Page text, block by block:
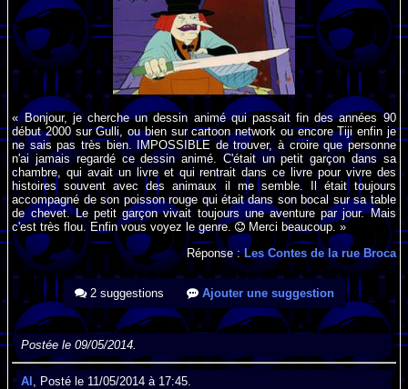
« Bonjour, je cherche un dessin animé qui passait fin des années 90
début 2000 sur Gulli, ou bien sur cartoon network ou encore Tiji enfin je
ne sais pas très bien. IMPOSSIBLE de trouver, à croire que personne
n'ai jamais regardé ce dessin animé. C'était un petit garçon dans sa
chambre, qui avait un livre et qui rentrait dans ce livre pour vivre des
histoires souvent avec des animaux il me semble. Il était toujours
accompagné de son poisson rouge qui était dans son bocal sur sa table
de chevet. Le petit garçon vivait toujours une aventure par jour. Mais
c'est très flou. Enfin vous voyez le genre.
Merci beaucoup. »
Réponse :Les Contes de la rue Broca
2 suggestions Ajouter une suggestion
Postée le 09/05/2014.
Al
, Posté le 11/05/2014 à 17:45.